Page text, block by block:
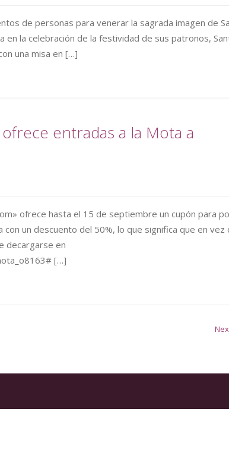
de personas para venerar la sagrada imagen de
en la celebración de la festividad de sus patronos,
una misa en […]
entradas a la Mota a
ofrece hasta el 15 de septiembre un cupón para
un descuento del 50%, lo que significa que en vez
decargarse en
[…]